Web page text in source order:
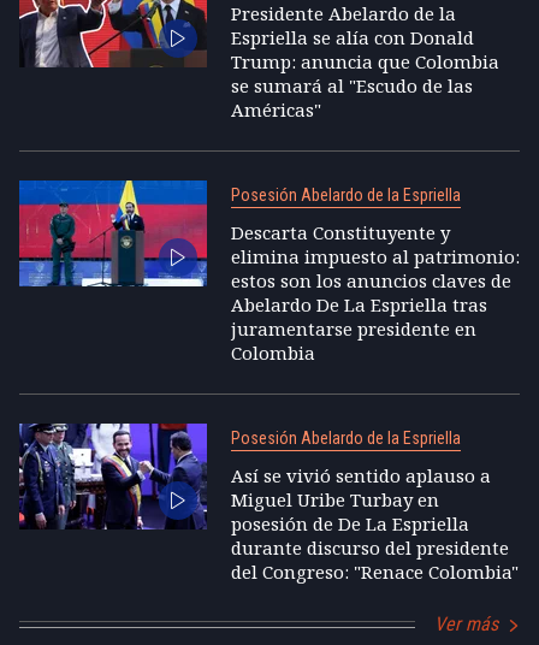
Presidente Abelardo de la
Espriella se alía con Donald
Trump: anuncia que Colombia
se sumará al "Escudo de las
Américas"
Posesión Abelardo de la Espriella
Descarta Constituyente y
elimina impuesto al patrimonio:
estos son los anuncios claves de
Abelardo De La Espriella tras
juramentarse presidente en
Colombia
Posesión Abelardo de la Espriella
Así se vivió sentido aplauso a
Miguel Uribe Turbay en
posesión de De La Espriella
durante discurso del presidente
del Congreso: "Renace Colombia"
Ver más